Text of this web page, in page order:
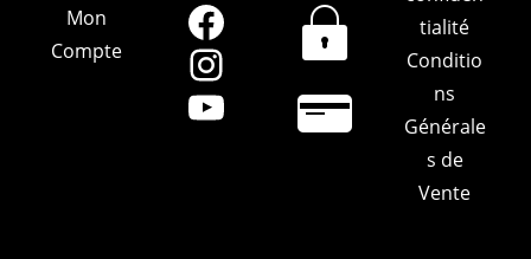
Mon
Compte
Facebook
Instagram
YouTube
tialité
Conditio
ns
Générale
s de
Vente